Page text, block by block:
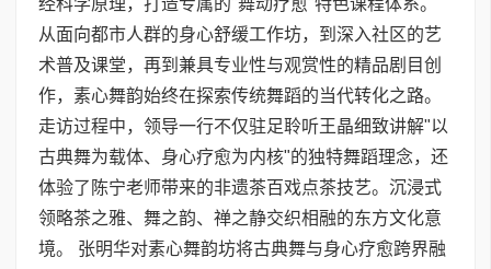
经科学原理，打造专属的"舞动疗愈"特色课程体系。
从面向都市人群的身心舒缓工作坊，到深入社区的艺
术普及课堂，再到兼具专业性与观赏性的精品剧目创
作，素心舞韵始终在探索传统舞蹈的当代转化之路。
走访过程中，领导一行不仅驻足聆听王晶细致讲解"以
古典舞为载体、身心疗愈为内核"的独特舞蹈理念，还
体验了陈宁老师带来的非遗茶百戏点茶技艺。沉浸式
领略茶之雅、舞之韵、禅之静交织相融的东方文化意
境。 张明华对素心舞韵坊将古典舞与身心疗愈跨界融